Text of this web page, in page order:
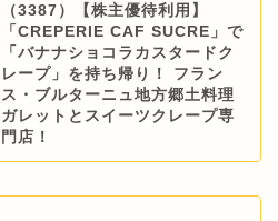
（3387）【株主優待利用】
「CREPERIE CAF SUCRE」で
「バナナショコラカスタードク
レープ」を持ち帰り！ フラン
ス・ブルターニュ地方郷土料理
ガレットとスイーツクレープ専
門店！